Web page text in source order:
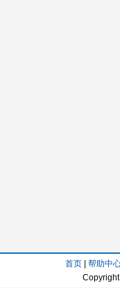
首页| 帮助中